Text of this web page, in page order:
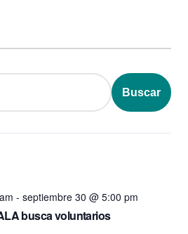
Buscar
- septiembre 30 @ 5:00 pm
busca voluntarios